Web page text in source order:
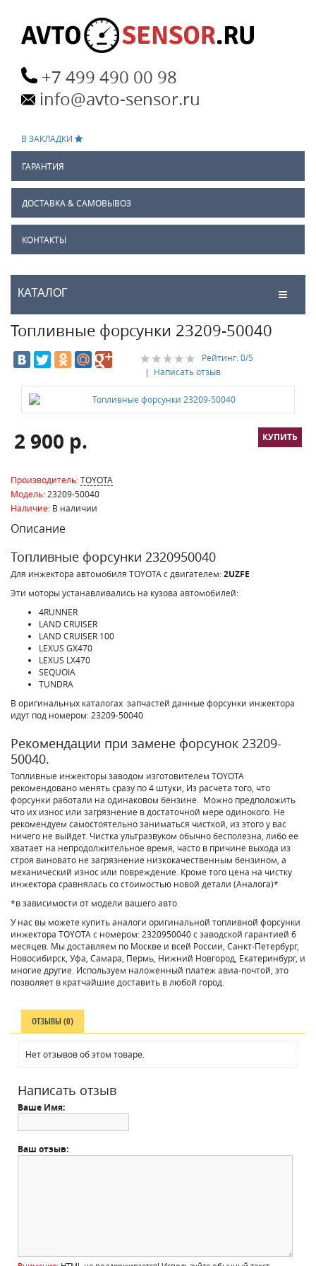
+7 499 490 00 98
info@avto-sensor.ru
В ЗАКЛАДКИ
ГАРАНТИЯ
ДОСТАВКА & САМОВЫВОЗ
КОНТАКТЫ
КАТАЛОГ
Топливные форсунки 23209-50040
Рейтинг:0/5
| Написать отзыв
2 900 р.
Производитель:TOYOTA
Модель: 23209-50040
Наличие: В наличии
Описание
Топливные форсунки 2320950040
Для инжектора автомобиля TOYOTA c двигателем:2UZFE
Эти моторы устанавливались на кузова автомобилей:
4RUNNER
LAND CRUISER
LAND CRUISER 100
LEXUS GX470
LEXUS LX470
SEQUOIA
TUNDRA
В оригинальных каталогах запчастей данные форсунки инжектора
идут под номером: 23209-50040
Рекомендации при замене форсунок 23209-
50040.
Топливные инжекторы заводом изготовителем TOYOTA
рекомендовано менять сразу по 4 штуки, Из расчета того, что
форсунки работали на одинаковом бензине. Можно предположить
что их износ или загрязнение в достаточной мере одинокого. Не
рекомендуем самостоятельно заниматься чисткой, из этого у вас
ничего не выйдет. Чистка ультразвуком обычно бесполезна, либо ее
хватает на непродолжительное время, часто в причине выхода из
строя виновато не загрязнение низкокачественным бензином, а
механический износ или повреждение. Кроме того цена на чистку
инжектора сравнялась со стоимостью новой детали (Аналога)*
*в зависимости от модели вашего авто.
У нас вы можете купить аналоги оригинальной топливной форсунки
инжектора TOYOTA с номером: 2320950040 с заводской гарантией 6
месяцев. Мы доставляем по Москве и всей России, Санкт-Петербург,
Новосибирск, Уфа, Самара, Пермь, Нижний Новгород, Екатеринбург, и
многие другие. Используем наложенный платеж авиа-почтой, это
позволяет в кратчайшие доставить в любой город.
ОТЗЫВЫ (0)
Нет отзывов об этом товаре.
Написать отзыв
Ваше Имя:
Ваш отзыв: